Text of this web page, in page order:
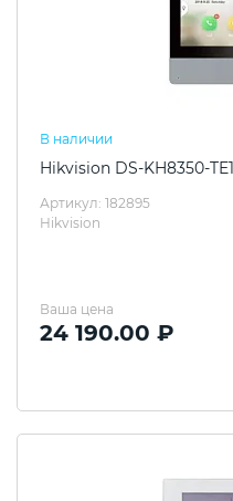
В наличии
Hikvision DS-KH8350-TE1
Артикул: 182895
Hikvision
Ваша цена
24 190.00 ₽